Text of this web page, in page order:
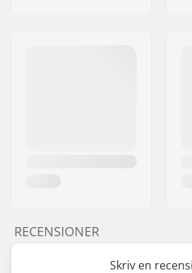
RECENSIONER
Skriv en